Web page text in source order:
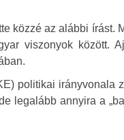
közzé az alábbi írást.
viszonyok között.
politikai irányvonala
legalább annyira a